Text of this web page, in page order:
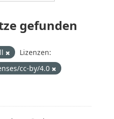
gefunden
Lizenzen:
cc-by/4.0